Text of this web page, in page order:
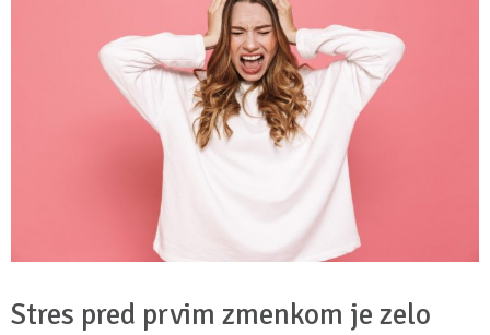
Stres pred prvim zmenkom je zelo